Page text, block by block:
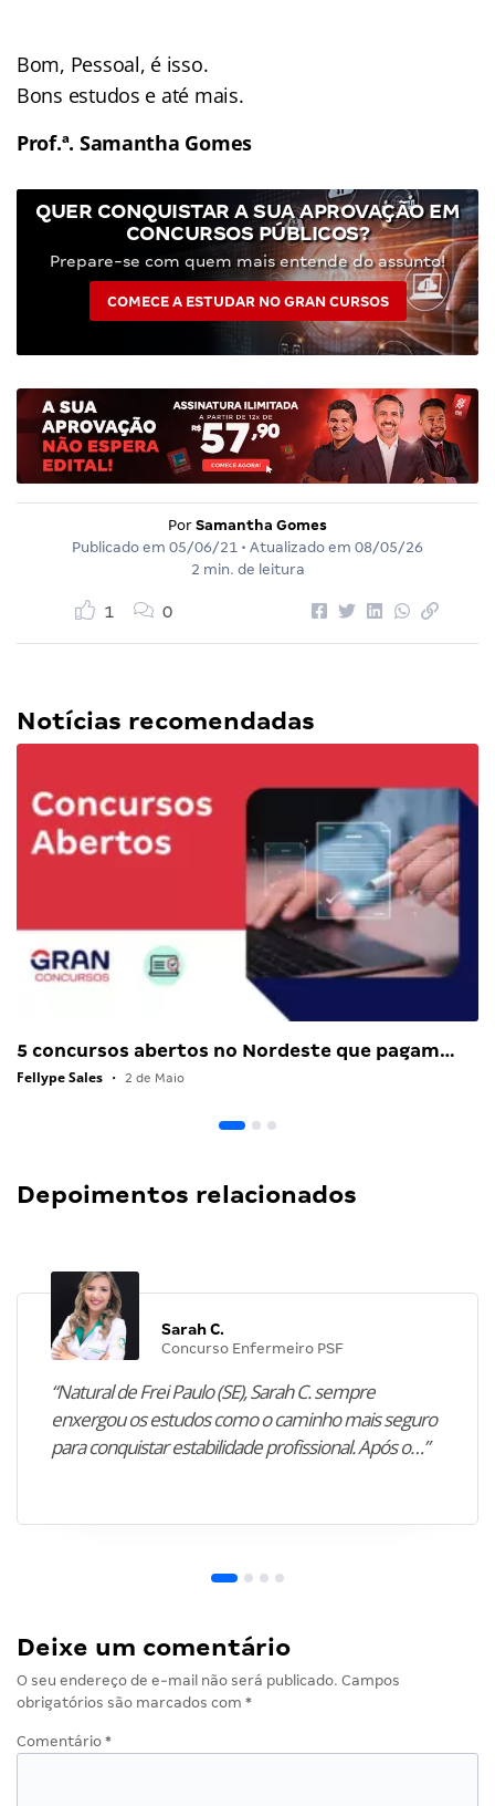
Bom, Pessoal, é isso.
Bons estudos e até mais.
Prof.ª. Samantha Gomes
QUER CONQUISTAR A SUA APROVAÇÃO EM
CONCURSOS PÚBLICOS?
Prepare-se com quem mais entende do assunto!
COMECE A ESTUDAR NO GRAN CURSOS
Por Samantha Gomes
Publicado em 05/06/21 • Atualizado em 08/05/26
2 min. de leitura
1 0
Notícias recomendadas
5 concursos abertos no Nordeste que pagam…
Fellype Sales • 2 de Maio
Depoimentos relacionados
Sarah C.
Concurso Enfermeiro PSF
“Natural de Frei Paulo (SE), Sarah C. sempre
enxergou os estudos como o caminho mais seguro
para conquistar estabilidade profissional. Após o…”
Deixe um comentário
O seu endereço de e-mail não será publicado. Campos
obrigatórios são marcados com *
Comentário *